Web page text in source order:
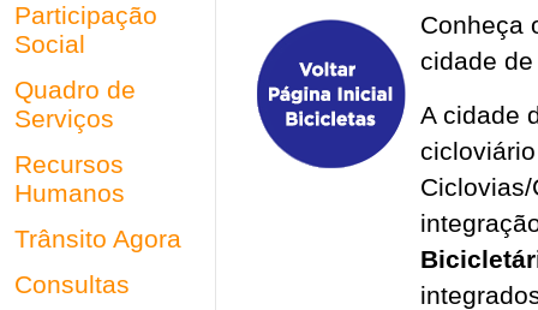
Participação
Social
Quadro de
Serviços
Recursos
Humanos
Trânsito Agora
Consultas
Conheça
cidade
A cidade